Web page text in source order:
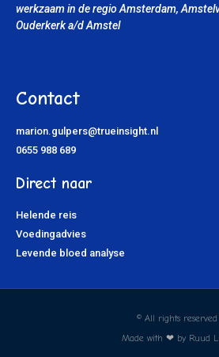
werkzaam in de regio Amsterdam,
Ouderkerk a/d Amstel
Contact
marion.gulpers@trueinsight.nl
0655 988 689
Direct naar
Helende reis
Voedingadvies
Levende bloed analyse
© All rights reserved
Made with ❤ by Ruud